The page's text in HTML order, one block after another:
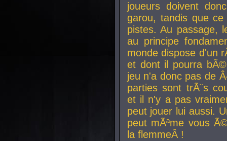
joueurs doivent
garou, tandis que
pistes. Au passage,
au principe
monde dispose d'un
et dont il pourra
jeu n'a donc pas de
parties sont trÃ¨s
et il n'y a pas
peut jouer lui aussi.
peut mÃªme vous
la flemmeÂ !